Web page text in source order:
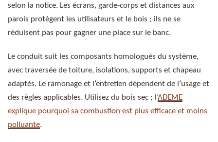
selon la notice. Les écrans, garde-corps et distances aux
parois protègent les utilisateurs et le bois ; ils ne se
réduisent pas pour gagner une place sur le banc.
Le conduit suit les composants homologués du système,
avec traversée de toiture, isolations, supports et chapeau
adaptés. Le ramonage et l’entretien dépendent de l’usage et
des règles applicables. Utilisez du bois sec ; l’ADEME
explique pourquoi sa combustion est plus efficace et moins
polluante.